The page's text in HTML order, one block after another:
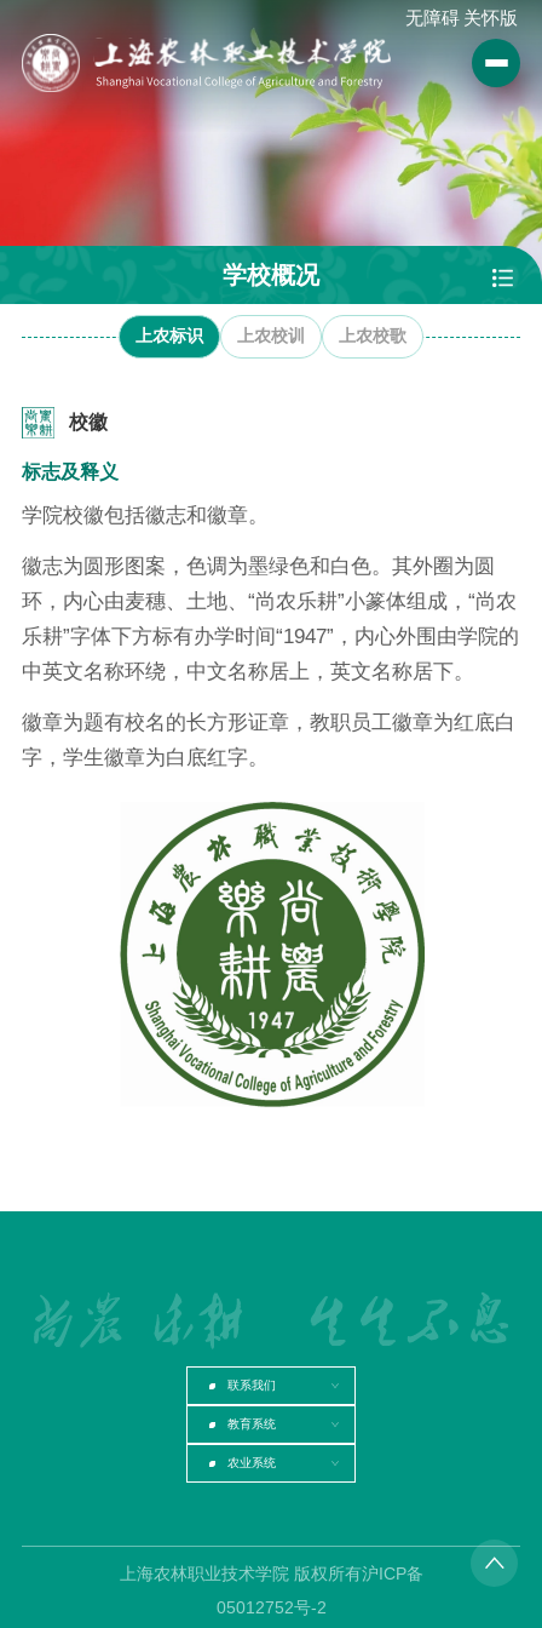
无障碍 关怀版
学校概况
上农标识 上农校训 上农校歌
校徽
标志及释义
学院校徽包括徽志和徽章。
徽志为圆形图案，色调为墨绿色和白色。其外圈为圆
环，内心由麦穗、土地、“尚农乐耕”小篆体组成，“尚农
乐耕”字体下方标有办学时间“1947”，内心外围由学院的
中英文名称环绕，中文名称居上，英文名称居下。
徽章为题有校名的长方形证章，教职员工徽章为红底白
字，学生徽章为白底红字。
联系我们
教育系统
农业系统
上海农林职业技术学院 版权所有沪ICP备
05012752号-2